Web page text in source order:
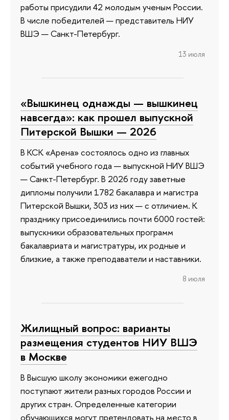
работы присудили 42 молодым ученым России.
В числе победителей — представитель НИУ
ВШЭ — Санкт-Петербург.
13 июля
«Вышкинец однажды — вышкинец
навсегда»: как прошел выпускной
Питерской Вышки — 2026
В КСК «Арена» состоялось одно из главных
событий учебного года — выпускной НИУ ВШЭ
— Санкт-Петербург. В 2026 году заветные
дипломы получили 1782 бакалавра и магистра
Питерской Вышки, 303 из них — с отличием. К
празднику присоединились почти 6000 гостей:
выпускники образовательных программ
бакалавриата и магистратуры, их родные и
близкие, а также преподаватели и наставники.
8 июля
Жилищный вопрос: варианты
размещения студентов НИУ ВШЭ
в Москве
В Высшую школу экономики ежегодно
поступают жители разных городов России и
других стран. Определенные категории
обучающихся могут претендовать на место в